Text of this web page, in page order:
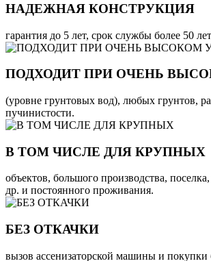
НАДЕЖНАЯ КОНСТРУКЦИЯ
гарантия до 5 лет, срок службы более 50
ПОДХОДИТ ПРИ ОЧЕНЬ
(уровне грунтовых вод), любых грунтов,
пучинистости.
В ТОМ ЧИСЛЕ ДЛЯ КРУПНЫХ
объектов, большого производства,
др. и постоянного проживания.
БЕЗ ОТКАЧКИ
вызов ассенизаторской машины и покупки